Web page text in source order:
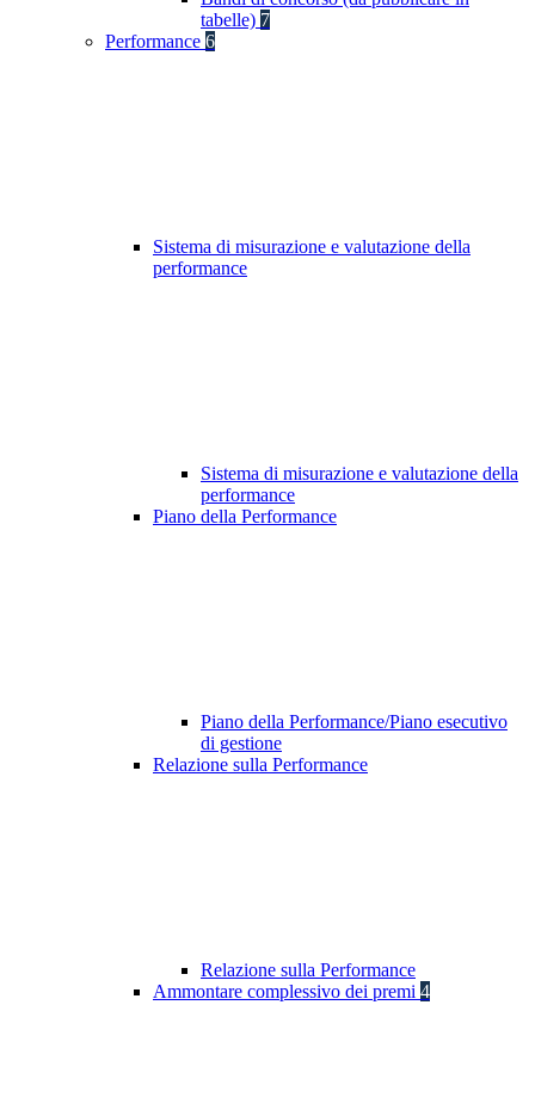
tabelle) 7
Performance 6
Sistema di misurazione e valutazione della
performance
Sistema di misurazione e valutazione della
performance
Piano della Performance
Piano della Performance/Piano esecutivo
di gestione
Relazione sulla Performance
Relazione sulla Performance
Ammontare complessivo dei premi 4